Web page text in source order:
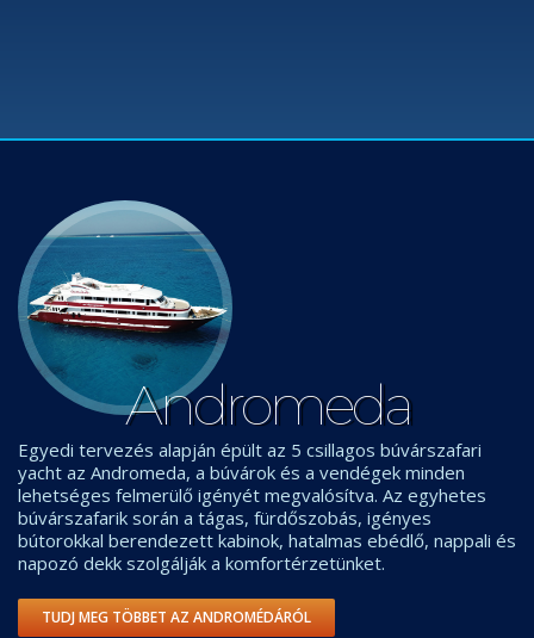
Andromeda
Egyedi tervezés alapján épült az 5 csillagos búvárszafari
yacht az Andromeda, a búvárok és a vendégek minden
lehetséges felmerülő igényét megvalósítva. Az egyhetes
búvárszafarik során a tágas, fürdőszobás, igényes
bútorokkal berendezett kabinok, hatalmas ebédlő, nappali és
napozó dekk szolgálják a komfortérzetünket.
TUDJ MEG TÖBBET AZ ANDROMÉDÁRÓL